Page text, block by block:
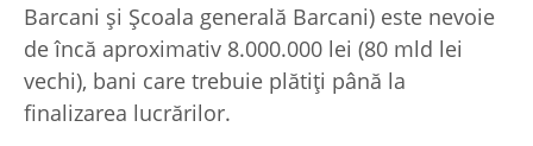
Barcani și Școala generală Barcani) este nevoie
de încă aproximativ 8.000.000 lei (80 mld lei
vechi), bani care trebuie plătiți până la
finalizarea lucrărilor.